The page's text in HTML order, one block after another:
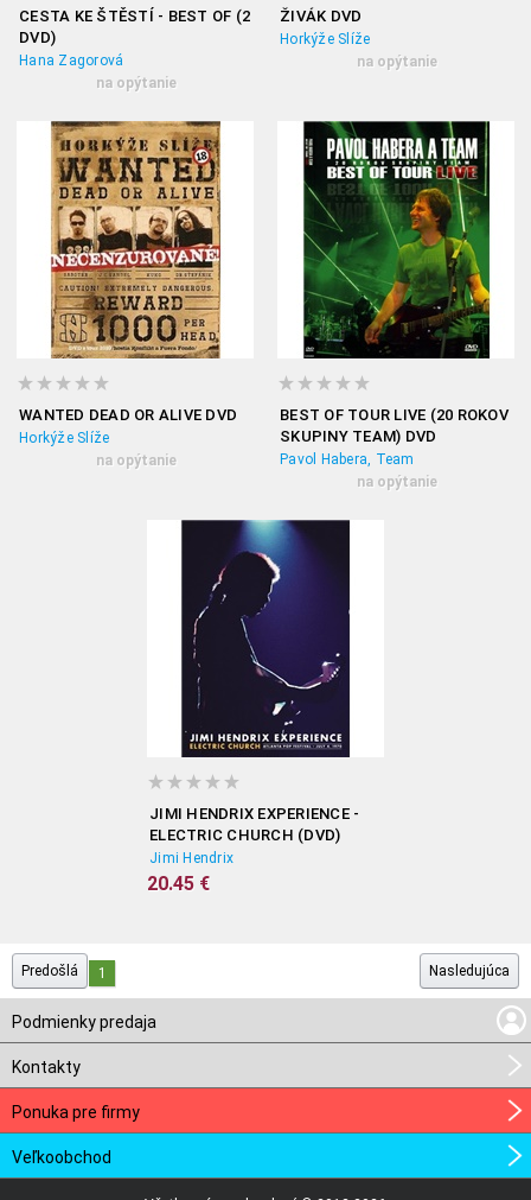
CESTA KE ŠTĚSTÍ - BEST OF (2
DVD)
Hana Zagorová
na opýtanie
ŽIVÁK DVD
Horkýže Slíže
na opýtanie
WANTED DEAD OR ALIVE DVD
Horkýže Slíže
na opýtanie
BEST OF TOUR LIVE (20 ROKOV
SKUPINY TEAM) DVD
Pavol Habera, Team
na opýtanie
JIMI HENDRIX EXPERIENCE -
ELECTRIC CHURCH (DVD)
Jimi Hendrix
20.45 €
Predošlá 1 Nasledujúca
Podmienky predaja
Kontakty
Ponuka pre firmy
Veľkoobchod